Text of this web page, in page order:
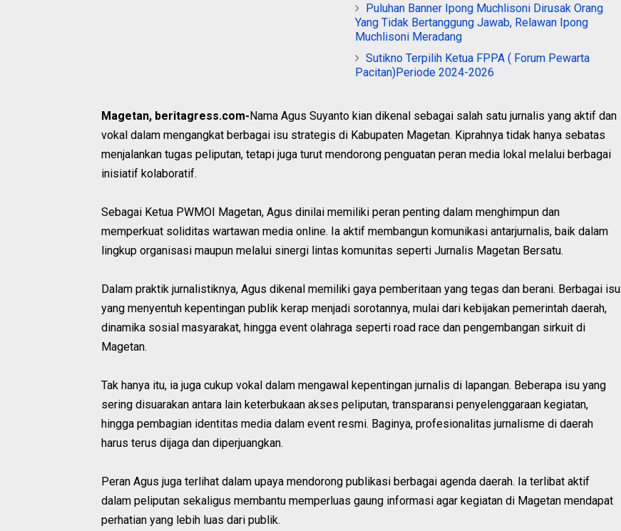
Puluhan Banner Ipong Muchlisoni Dirusak Orang
Yang Tidak Bertanggung Jawab, Relawan Ipong
Muchlisoni Meradang
Sutikno Terpilih Ketua FPPA ( Forum Pewarta
Pacitan)Periode 2024-2026
Magetan, beritagress.com-Nama Agus Suyanto kian dikenal sebagai salah satu jurnalis yang aktif dan
vokal dalam mengangkat berbagai isu strategis di Kabupaten Magetan. Kiprahnya tidak hanya sebatas
menjalankan tugas peliputan, tetapi juga turut mendorong penguatan peran media lokal melalui berbagai
inisiatif kolaboratif.
Sebagai Ketua PWMOI Magetan, Agus dinilai memiliki peran penting dalam menghimpun dan
memperkuat soliditas wartawan media online. Ia aktif membangun komunikasi antarjurnalis, baik dalam
lingkup organisasi maupun melalui sinergi lintas komunitas seperti Jurnalis Magetan Bersatu.
Dalam praktik jurnalistiknya, Agus dikenal memiliki gaya pemberitaan yang tegas dan berani. Berbagai isu
yang menyentuh kepentingan publik kerap menjadi sorotannya, mulai dari kebijakan pemerintah daerah,
dinamika sosial masyarakat, hingga event olahraga seperti road race dan pengembangan sirkuit di
Magetan.
Tak hanya itu, ia juga cukup vokal dalam mengawal kepentingan jurnalis di lapangan. Beberapa isu yang
sering disuarakan antara lain keterbukaan akses peliputan, transparansi penyelenggaraan kegiatan,
hingga pembagian identitas media dalam event resmi. Baginya, profesionalitas jurnalisme di daerah
harus terus dijaga dan diperjuangkan.
Peran Agus juga terlihat dalam upaya mendorong publikasi berbagai agenda daerah. Ia terlibat aktif
dalam peliputan sekaligus membantu memperluas gaung informasi agar kegiatan di Magetan mendapat
perhatian yang lebih luas dari publik.